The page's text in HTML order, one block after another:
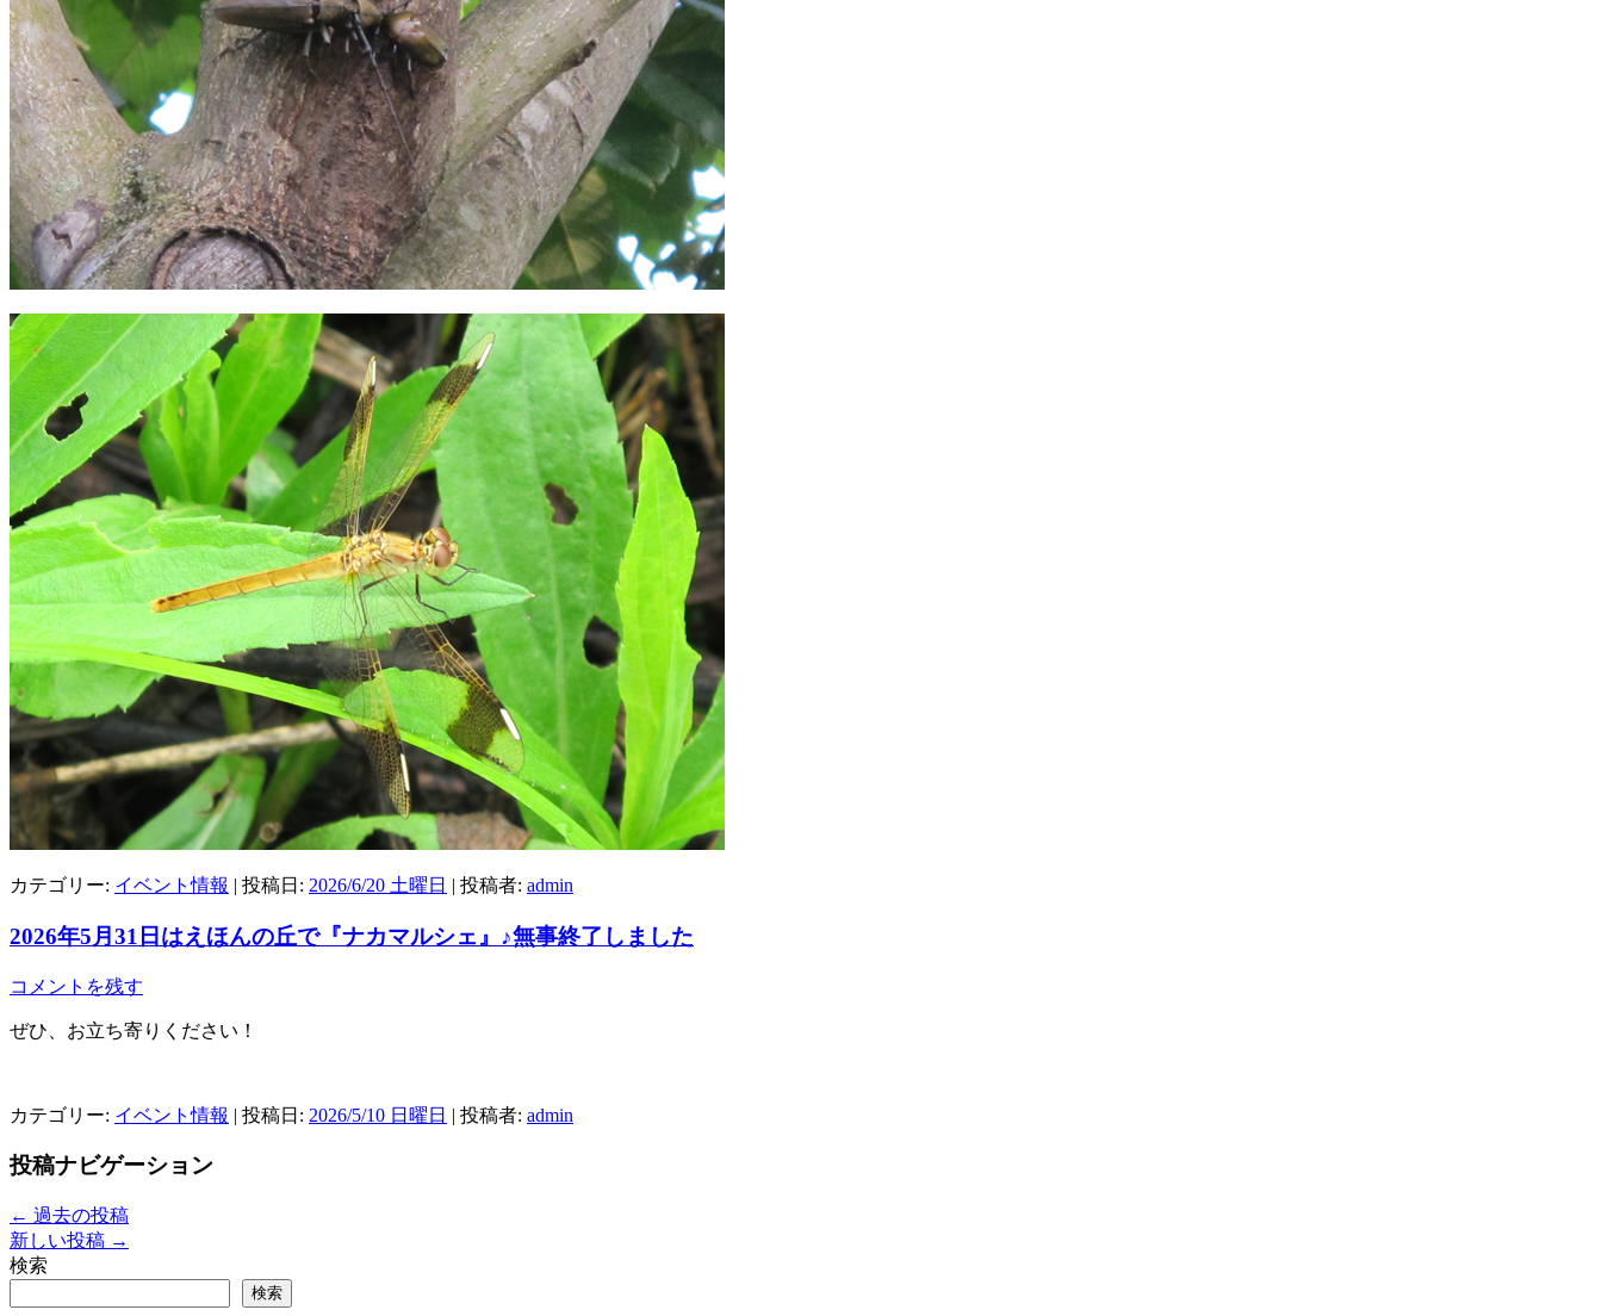
カテゴリー: イベント情報 | 投稿日: 2026/6/20 土曜日 | 投稿者: admin
2026年5月31日はえほんの丘で『ナカマルシェ』♪無事終了しました
コメントを残す
ぜひ、お立ち寄りください！
カテゴリー: イベント情報 | 投稿日: 2026/5/10 日曜日 | 投稿者: admin
投稿ナビゲーション
← 過去の投稿
新しい投稿 →
検索
検索